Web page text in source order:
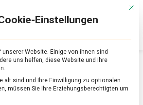
Online-
Magazin
zu
&
Ernährung
Mit
Einstellungen
Website. Einige von ihnen sind
uns helfen, diese Website und Ihre
alt sind und Ihre Einwilligung zu optionalen
müssen Sie Ihre Erziehungsberechtigten um